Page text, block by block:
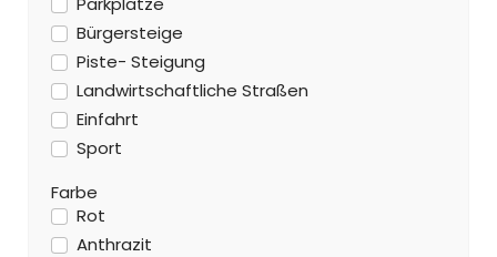
Bürgersteige
Piste- Steigung
Landwirtschaftliche Straßen
Einfahrt
Sport
Farbe
Rot
Anthrazit